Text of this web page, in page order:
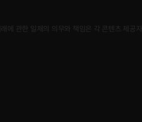
관한 일체의 의무와 책임은 각 콘텐츠 제공자